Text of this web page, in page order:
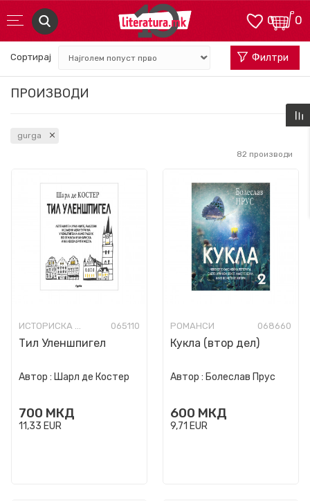
0
0
ПРОИЗВОДИ
Сортирај Филтри
gurga
82 производи
ИСТОРИСКА ФИКЦИЈА 065110
Тил Уленшпигел
Автор : Шарл де Костер
700 МКД
11,33 EUR
РОМАНСИ 068660
Кукла (втор дел)
Автор : Болеслав Прус
600 МКД
9,71 EUR